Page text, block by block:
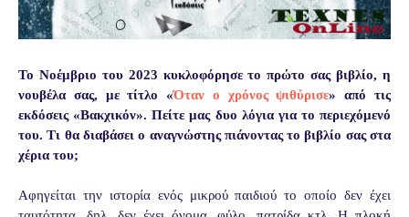
Το Νοέμβριο του 2023 κυκλοφόρησε το πρώτο σας βιβλίο, η
νουβέλα σας, με τίτλο «Όταν ο χρόνος ψιθύρισε» από τις
εκδόσεις «Βακχικόν». Πείτε μας δυο λόγια για το περιεχόμενό
του. Τι θα διαβάσει ο αναγνώστης πιάνοντας το βιβλίο σας στα
χέρια του;
Αφηγείται την ιστορία ενός μικρού παιδιού το οποίο δεν έχει